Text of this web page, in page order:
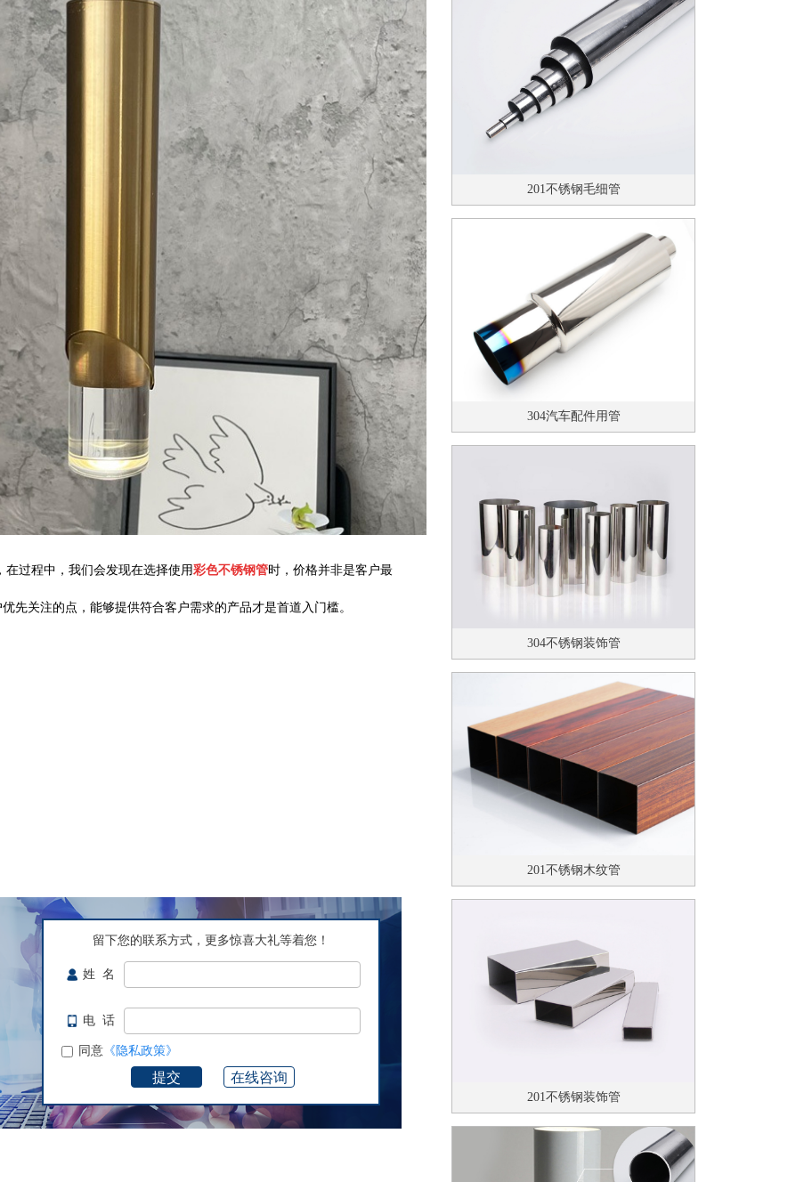
过程中，我们会发现在选择使用彩色不锈钢管时，价格并非是客户最
先关注的点，能够提供符合客户需求的产品才是首道入门槛。
留下您的联系方式，更多惊喜大礼等着您！
姓 名
电 话
同意 《隐私政策》
在线咨询
201不锈钢毛细管
304汽车配件用管
304不锈钢装饰管
201不锈钢木纹管
201不锈钢装饰管